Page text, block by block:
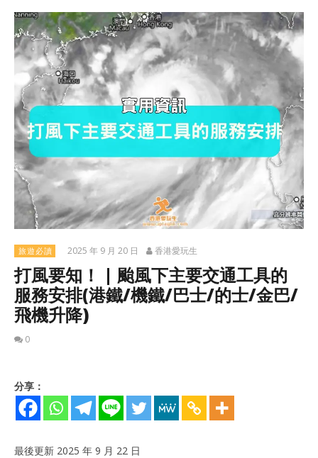
旅遊必讀 2025 年 9 月 20 日 香港愛玩生
打風要知！ | 颱風下主要交通工具的
服務安排(港鐵/機鐵/巴士/的士/金巴/
飛機升降)
0
分享：
最後更新 2025 年 9 月 22 日